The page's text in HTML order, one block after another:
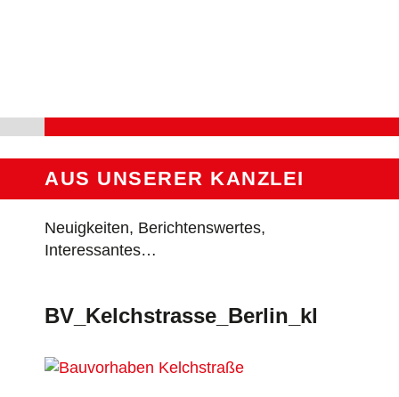
AUS UNSERER KANZLEI
Neuigkeiten, Berichtenswertes,
Interessantes…
BV_Kelchstrasse_Berlin_kl